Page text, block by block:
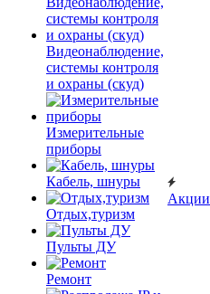
Видеонаблюдение,
системы контроля
и охраны (скуд)
Измерительные
приборы
Кабель, шнуры
Отдых,туризм
Пульты ДУ
Ремонт
Акции